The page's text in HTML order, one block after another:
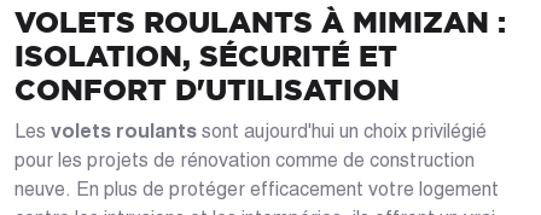
VOLETS ROULANTS À MIMIZAN :
ISOLATION, SÉCURITÉ ET
CONFORT D'UTILISATION
Les volets roulants sont aujourd'hui un choix privilégié
pour les projets de rénovation comme de construction
neuve. En plus de protéger efficacement votre logement